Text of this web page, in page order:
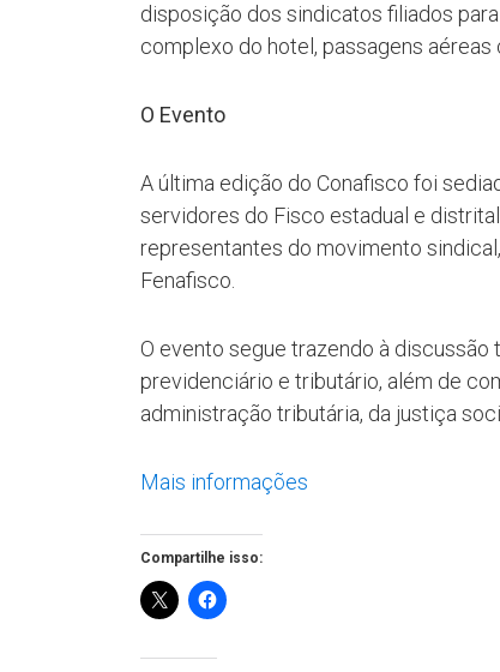
disposição dos sindicatos filiados
complexo do hotel, passagens
O Evento
A última edição do Conafisco foi
servidores do Fisco estadual e
representantes do movimento
Fenafisco.
O evento segue trazendo à
previdenciário e tributário, além de
administração tributária, da justiça
Mais informações
Compartilhe isso: